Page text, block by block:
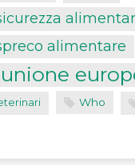
alimentare
unione
Who